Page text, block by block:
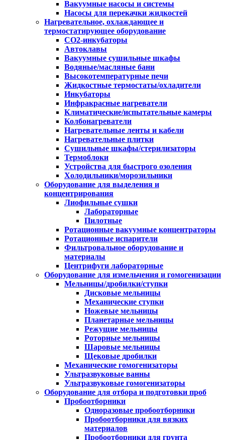
Вакуумные насосы и системы
Насосы для перекачки жидкостей
Нагревательное, охлаждающее и
термостатирующее оборудование
CO2-инкубаторы
Автоклавы
Вакуумные сушильные шкафы
Водяные/масляные бани
Высокотемпературные печи
Жидкостные термостаты/охладители
Инкубаторы
Инфракрасные нагреватели
Климатические/испытательные камеры
Колбонагреватели
Нагревательные ленты и кабели
Нагревательные плитки
Сушильные шкафы/стерилизаторы
Термоблоки
Устройства для быстрого озоления
Холодильники/морозильники
Оборудование для выделения и
концентрирования
Лиофильные сушки
Лабораторные
Пилотные
Ротационные вакуумные концентраторы
Ротационные испарители
Фильтровальное оборудование и
материалы
Центрифуги лабораторные
Оборудование для измельчения и гомогенизации
Мельницы/дробилки/ступки
Дисковые мельницы
Механические ступки
Ножевые мельницы
Планетарные мельницы
Режущие мельницы
Роторные мельницы
Шаровые мельницы
Щековые дробилки
Механические гомогенизаторы
Ультразвуковые ванны
Ультразвуковые гомогенизаторы
Оборудование для отбора и подготовки проб
Пробоотборники
Одноразовые пробоотборники
Пробоотборники для вязких
материалов
Пробоотборники для грунта